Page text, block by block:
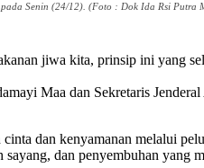
Senin (24/12). (Foto : Dok Ida Rsi Putra
jiwa kita, prinsip ini yang
Maa dan Sekretaris
dan kenyamanan melalui
dan penyembuhan